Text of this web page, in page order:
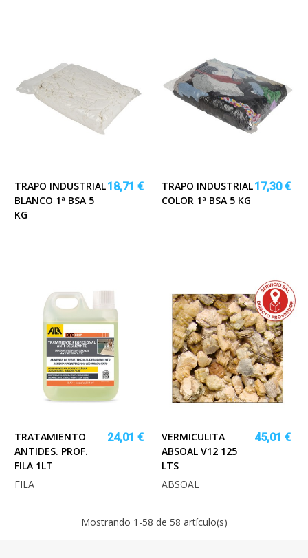
TRAPO INDUSTRIAL
BLANCO 1ª BSA 5
KG
18,71 €
TRAPO INDUSTRIAL
COLOR 1ª BSA 5 KG
17,30 €
TRATAMIENTO
ANTIDES. PROF.
FILA 1LT
24,01 €
FILA
VERMICULITA
ABSOAL V12 125
LTS
45,01 €
ABSOAL
Mostrando 1 -58 de 58 artículo(s)